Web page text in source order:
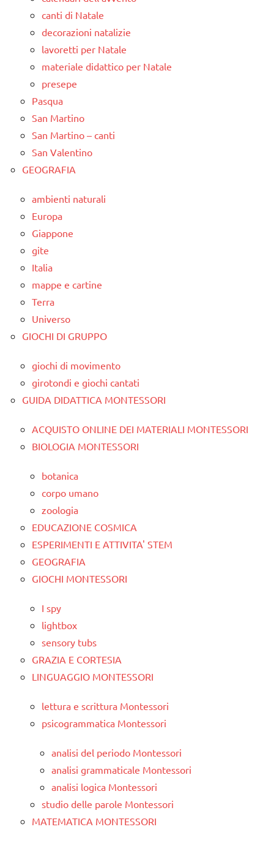
canti di Natale
decorazioni natalizie
lavoretti per Natale
materiale didattico per Natale
presepe
Pasqua
San Martino
San Martino – canti
San Valentino
GEOGRAFIA
ambienti naturali
Europa
Giappone
gite
Italia
mappe e cartine
Terra
Universo
GIOCHI DI GRUPPO
giochi di movimento
girotondi e giochi cantati
GUIDA DIDATTICA MONTESSORI
ACQUISTO ONLINE DEI MATERIALI MONTESSORI
BIOLOGIA MONTESSORI
botanica
corpo umano
zoologia
EDUCAZIONE COSMICA
ESPERIMENTI E ATTIVITA' STEM
GEOGRAFIA
GIOCHI MONTESSORI
I spy
lightbox
sensory tubs
GRAZIA E CORTESIA
LINGUAGGIO MONTESSORI
lettura e scrittura Montessori
psicogrammatica Montessori
analisi del periodo Montessori
analisi grammaticale Montessori
analisi logica Montessori
studio delle parole Montessori
MATEMATICA MONTESSORI